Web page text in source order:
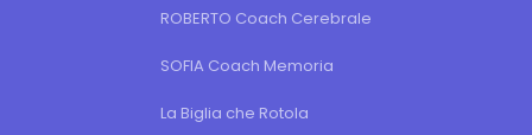
ROBERTO Coach Cerebrale
SOFIA Coach Memoria
La Biglia che Rotola